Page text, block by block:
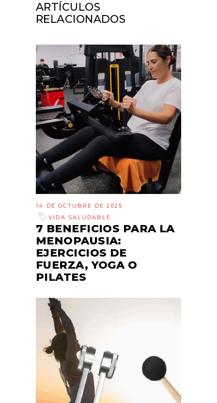
ARTÍCULOS
RELACIONADOS
14 DE OCTUBRE DE 2025
VIDA SALUDABLE
7 BENEFICIOS PARA LA
MENOPAUSIA:
EJERCICIOS DE
FUERZA, YOGA O
PILATES